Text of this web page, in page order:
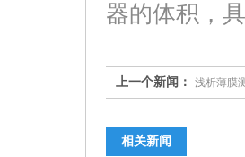
器的体积，
上一个新闻： 浅析薄膜测
相关新闻